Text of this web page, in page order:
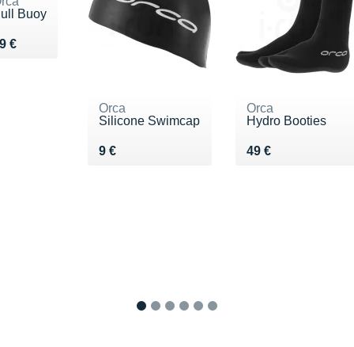
Buoy
€ 19 €
Orca
Silicone Swimcap
9 €
Vendu 9 €
Orca
Hydro Booties
49 €
Vendu 49 €